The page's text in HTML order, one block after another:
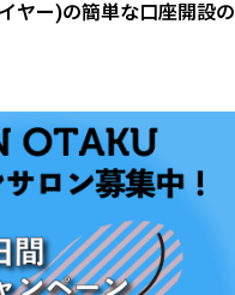
ヤー)の簡単な口座開設の